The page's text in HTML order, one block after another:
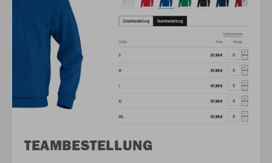
TEAM­BESTELLUNG